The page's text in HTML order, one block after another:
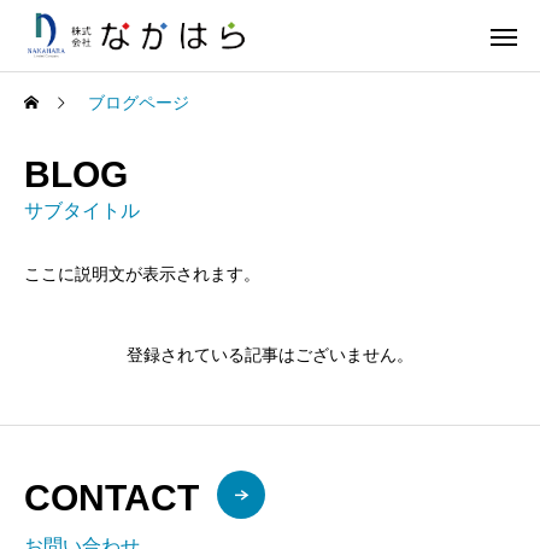
ブログページ
BLOG
サブタイトル
ここに説明文が表示されます。
登録されている記事はございません。
CONTACT